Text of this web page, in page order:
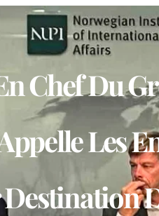
Chef Du
Les